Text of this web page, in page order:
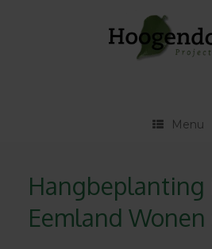
Menu
Hangbeplanting
Eemland Wonen